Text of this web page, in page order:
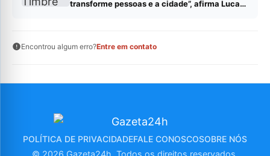
transforme pessoas e a cidade”, afirma Lucas
Encontrou algum erro?Entre em contato
POLÍTICA DE PRIVACIDADEFALE CONOSCOSOBRE NÓS